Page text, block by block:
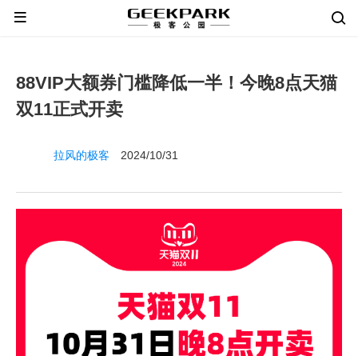
88VIP大额券门槛降低一半！今晚8点天猫
双11正式开卖
拉风的极客 2024/10/31